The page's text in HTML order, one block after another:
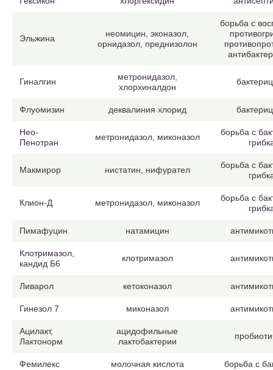
Эльжина
неомицин, эконазол,
орнидазол, преднизолон
борьба с
Гиналгин
метронидазол,
хлорхиналдон
Флуомизин деквалиния хлорид
Нео-
Пенотран
метронидазол, миконазол
борьба с
Макмирор нистатин, нифурател
борьба с
Клион-Д метронидазол, миконазол
борьба с
Пимафуцин натамицин
Клотримазол,
кандид Б6
клотримазол
Ливарол кетоконазол
Гинезол 7 миконазол
Ацилакт,
Лактонорм
ацидофильные
лактобактерии
Фемилекс молочная кислота борьба с